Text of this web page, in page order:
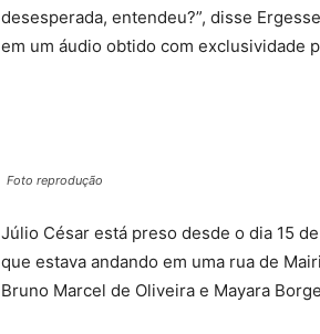
desesperada, entendeu?”, disse
em um áudio obtido com exclusividade
Foto reprodução
Júlio César está preso desde o dia 15
que estava andando em uma rua de
Bruno Marcel de Oliveira e Mayara